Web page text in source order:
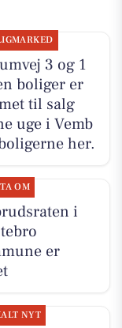
3 og 1
boliger er
til salg
uge i Vemb
her.
OM
i
er
NYT